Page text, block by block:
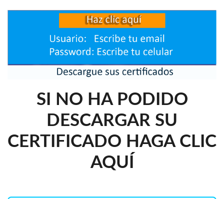
SI NO HA PODIDO
DESCARGAR SU
CERTIFICADO HAGA CLIC
AQUÍ